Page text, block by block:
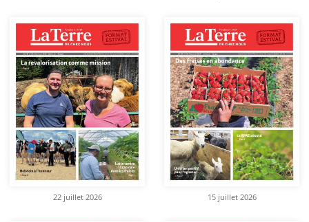
22 juillet 2026 15 juillet 2026